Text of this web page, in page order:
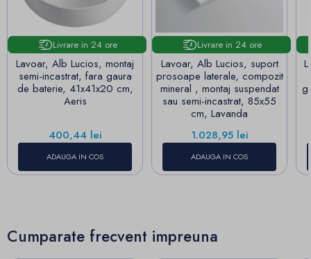
Livrare in 24 ore
Lavoar, Alb Lucios, montaj
semi-incastrat, fara gaura
de baterie, 41x41x20 cm,
Aeris
Pret
400,44 lei
ADAUGA IN COS
Livrare in 24 ore
Lavoar, Alb Lucios, suport
prosoape laterale, compozit
mineral , montaj suspendat
sau semi-incastrat, 85x55
cm, Lavanda
Pret
1.028,95 lei
ADAUGA IN COS
Cumparate frecvent impreuna